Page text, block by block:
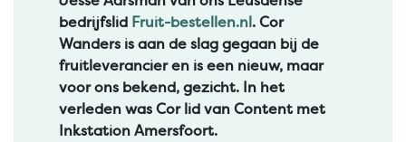
bedrijfslid Fruit-bestellen.nl . Cor
Wanders is aan de slag gegaan bij de
fruitleverancier en is een nieuw, maar
voor ons bekend, gezicht. In het
verleden was Cor lid van Content met
Inkstation Amersfoort.